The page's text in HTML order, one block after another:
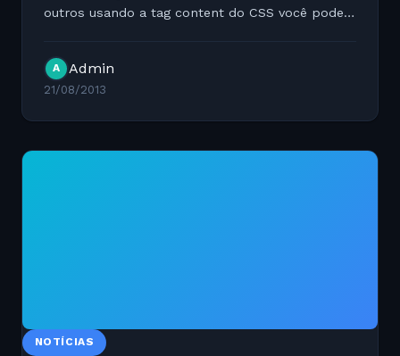
outros usando a tag content do CSS você pode
A Admin
21/08/2013
NOTÍCIAS